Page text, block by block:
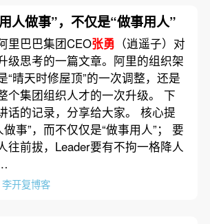
人做事”，不仅是“做事用人”
里巴巴集团CEO张勇 （逍遥子）对
级思考的一篇文章。阿里的组织架
“晴天时修屋顶”的一次调整，还是
个集团组织人才的一次升级。 下
话的记录，分享给大家。 核心提
事”，而不仅仅是“做事用人”； 要
往前拔，Leader要有不拘一格降人
李开复博客